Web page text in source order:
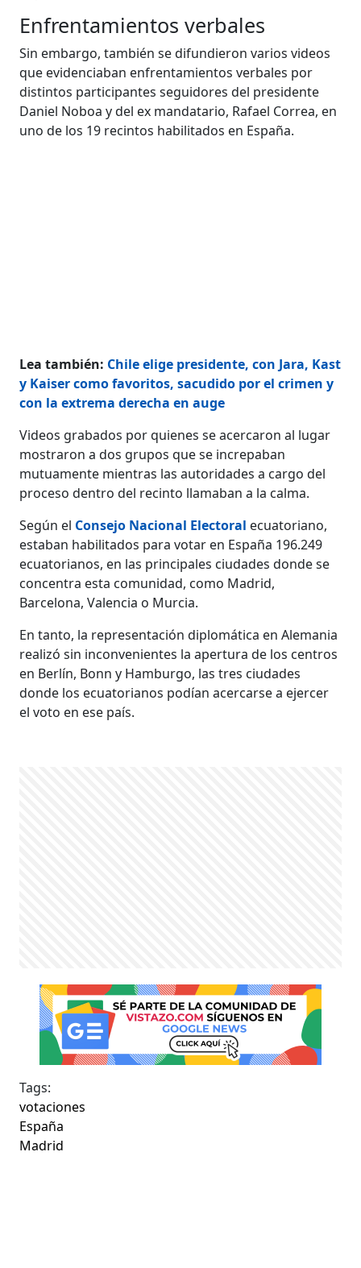
Enfrentamientos verbales
Sin embargo, también se difundieron varios videos
que evidenciaban enfrentamientos verbales por
distintos participantes seguidores del presidente
Daniel Noboa y del ex mandatario, Rafael Correa, en
uno de los 19 recintos habilitados en España.
Lea también: Chile elige presidente, con Jara, Kast
y Kaiser como favoritos, sacudido por el crimen y
con la extrema derecha en auge
Videos grabados por quienes se acercaron al lugar
mostraron a dos grupos que se increpaban
mutuamente mientras las autoridades a cargo del
proceso dentro del recinto llamaban a la calma.
Según el Consejo Nacional Electoral ecuatoriano,
estaban habilitados para votar en España 196.249
ecuatorianos, en las principales ciudades donde se
concentra esta comunidad, como Madrid,
Barcelona, Valencia o Murcia.
En tanto, la representación diplomática en Alemania
realizó sin inconvenientes la apertura de los centros
en Berlín, Bonn y Hamburgo, las tres ciudades
donde los ecuatorianos podían acercarse a ejercer
el voto en ese país.
Tags:
votaciones
España
Madrid